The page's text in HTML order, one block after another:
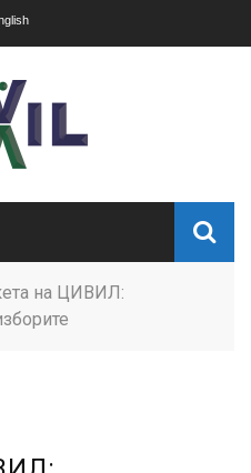
на ЦИВИЛ: